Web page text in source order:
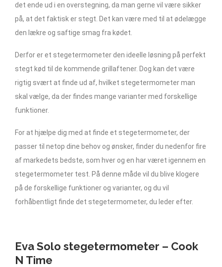
det ende ud i en overstegning, da man gerne vil være sikker
på, at det faktisk er stegt. Det kan være med til at ødelægge
den lækre og saftige smag fra kødet.
Derfor er et stegetermometer den ideelle løsning på perfekt
stegt kød til de kommende grillaftener. Dog kan det være
rigtig svært at finde ud af, hvilket stegetermometer man
skal vælge, da der findes mange varianter med forskellige
funktioner.
For at hjælpe dig med at finde et stegetermometer, der
passer til netop dine behov og ønsker, finder du nedenfor fire
af markedets bedste, som hver og en har været igennem en
stegetermometer test. På denne måde vil du blive klogere
på de forskellige funktioner og varianter, og du vil
forhåbentligt finde det stegetermometer, du leder efter.
Eva Solo stegetermometer – Cook
N Time